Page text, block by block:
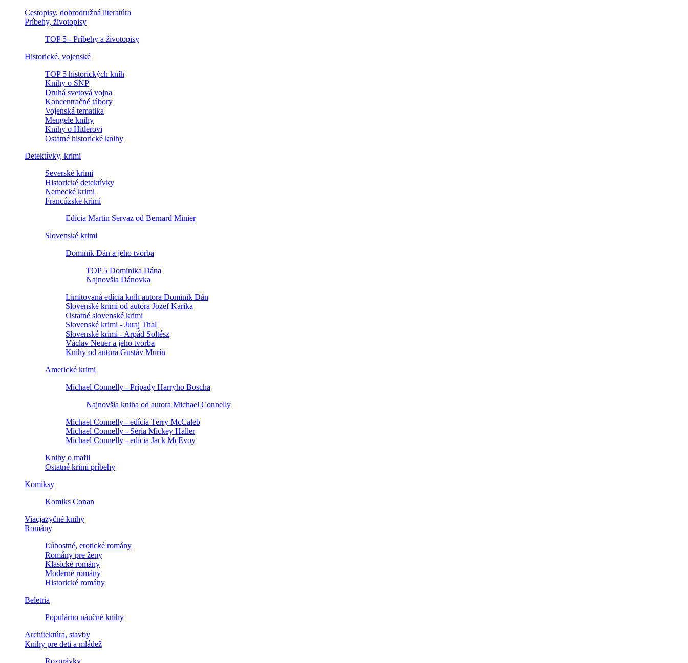
Cestopisy, dobrodružná literatúra
Príbehy, životopisy
TOP 5 - Príbehy a životopisy
Historické, vojenské
TOP 5 historických kníh
Knihy o SNP
Druhá svetová vojna
Koncentračné tábory
Vojenská tematika
Mengele knihy
Knihy o Hitlerovi
Ostatné historické knihy
Detektívky, krimi
Severské krimi
Historické detektívky
Nemecké krimi
Francúzske krimi
Edícia Martin Servaz od Bernard Minier
Slovenské krimi
Dominik Dán a jeho tvorba
TOP 5 Dominika Dána
Najnovšia Dánovka
Limitovaná edícia kníh autora Dominik Dán
Slovenské krimi od autora Jozef Karika
Ostatné slovenské krimi
Slovenské krimi - Juraj Thal
Slovenské krimi - Arpád Soltész
Václav Neuer a jeho tvorba
Knihy od autora Gustáv Murín
Americké krimi
Michael Connelly - Prípady Harryho Boscha
Najnovšia kniha od autora Michael Connelly
Michael Connelly - edícia Terry McCaleb
Michael Connelly - Séria Mickey Haller
Michael Connelly - edícia Jack McEvoy
Knihy o mafii
Ostatné krimi príbehy
Komiksy
Komiks Conan
Viacjazyčné knihy
Romány
Ľúbostné, erotické romány
Romány pre ženy
Klasické romány
Moderné romány
Historické romány
Beletria
Populárno náučné knihy
Architektúra, stavby
Knihy pre deti a mládež
Rozprávky